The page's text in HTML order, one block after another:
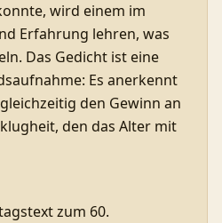
wird einem im
Erfahrung lehren, was
Das Gedicht ist eine
Es anerkennt
den Gewinn an
den das Alter mit
zum 60.